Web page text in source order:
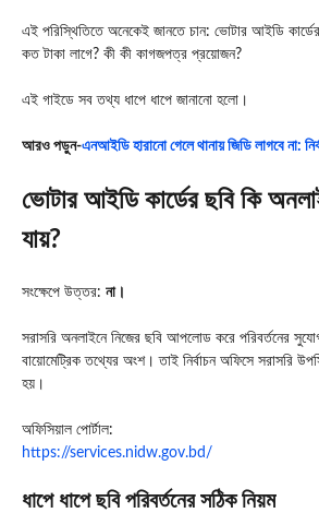
এই পরিস্থিতিতে অনেকেই জানতে চান: ভোটার আইডি কার্ডের
কত টাকা লাগে? কী কী কাগজপত্র প্রয়োজন?
এই গাইডে সব তথ্য ধাপে ধাপে জানানো হলো।
আরও পড়ুন-এনআইডি হারানো গেলে থানায় জিডি লাগবে না:
ভোটার আইডি কার্ডের ছবি কি
যায়?
সংক্ষেপে উত্তর: না।
সরাসরি অনলাইনে নিজের ছবি আপলোড করে পরিবর্তনের
বায়োমেট্রিক তথ্যের অংশ। তাই নির্বাচন অফিসে সরাসরি
হয়।
অফিসিয়াল পোর্টাল:
https://services.nidw.gov.bd/
ধাপে ধাপে ছবি পরিবর্তনের সঠিক নিয়ম